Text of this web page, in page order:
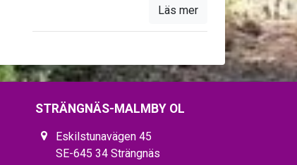
Läs mer
STRÄNGNÄS-MALMBY OL
Eskilstunavägen 45
SE-645 34 Strängnäs